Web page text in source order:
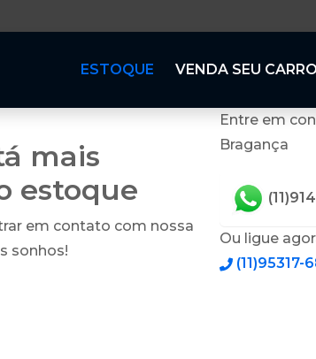
ESTOQUE VENDA SEU CARRO
mais
estoque
em contato com nossa
sonhos!
Entre em
Bragança
Ou ligue
(11)95317-